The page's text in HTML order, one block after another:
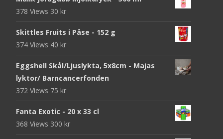
378 Views 30 kr
Skittles Fruits i Påse - 152 g
374 Views 40 kr
Eggshell Skål/Ljuslykta, 5x8cm - Majas
lyktor/ Barncancerfonden
372 Views 75 kr
Fanta Exotic - 20 x 33 cl
368 Views 300 kr